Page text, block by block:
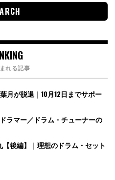
れる記事
月が脱退｜10月12日までサポー
ラマー／ドラム・チューナーの
後編】｜理想のドラム・セット